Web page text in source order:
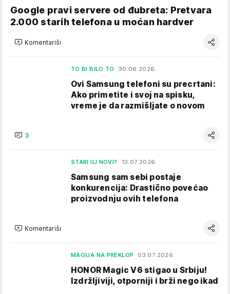
Google pravi servere od đubreta: Pretvara
2.000 starih telefona u moćan hardver
Komentariši
TO BI BILO TO 30.06.2026.
Ovi Samsung telefoni su precrtani:
Ako primetite i svoj na spisku,
vreme je da razmišljate o novom
3
STARI ILI NOVI? 13.07.2026.
Samsung sam sebi postaje
konkurencija: Drastično povećao
proizvodnju ovih telefona
Komentariši
MAGIJA NA PREKLOP 03.07.2026.
HONOR Magic V6 stigao u Srbiju!
Izdržljiviji, otporniji i brži nego ikad